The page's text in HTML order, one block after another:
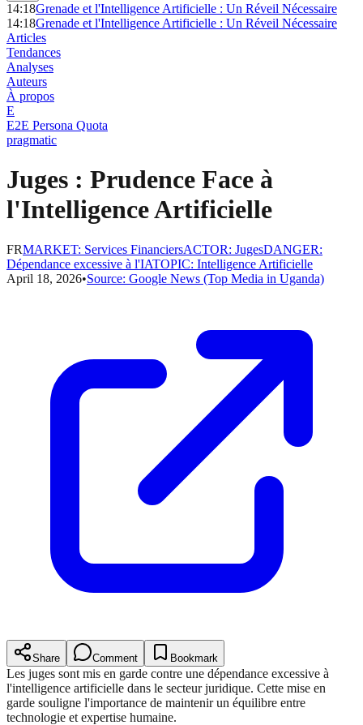
14:18Grenade et l'Intelligence Artificielle : Un Réveil Nécessaire
14:18Grenade et l'Intelligence Artificielle : Un Réveil Nécessaire
Articles
Tendances
Analyses
Auteurs
À propos
E
E2E Persona Quota
pragmatic
Juges : Prudence Face à
l'Intelligence Artificielle
FRMARKET: Services FinanciersACTOR: JugesDANGER:
Dépendance excessive à l'IATOPIC: Intelligence Artificielle
April 18, 2026•Source: Google News (Top Media in Uganda)
Share Comment Bookmark
Les juges sont mis en garde contre une dépendance excessive à
l'intelligence artificielle dans le secteur juridique. Cette mise en
garde souligne l'importance de maintenir un équilibre entre
technologie et expertise humaine.